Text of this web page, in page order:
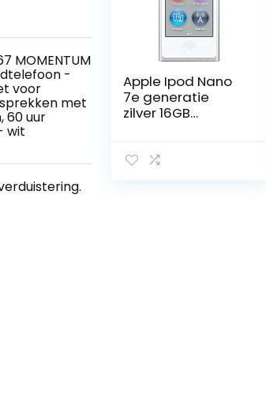
MOMENTUM
-
voor
met
60 uur
wit
Apple Ipod Nano
7e generatie
zilver 16GB